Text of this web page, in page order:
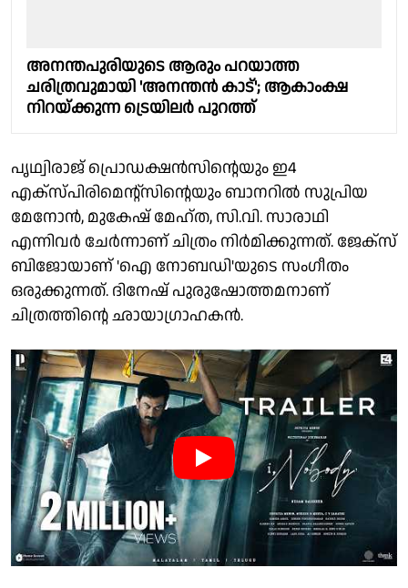
അനന്തപുരിയുടെ ആരും പറയാത്ത
ചരിത്രവുമായി 'അനന്തൻ കാട്'; ആകാംക്ഷ
നിറയ്ക്കുന്ന ട്രെയിലർ പുറത്ത്
പൃഥ്വിരാജ് പ്രൊഡക്ഷന്‍സിന്റെയും ഇ4
എക്സ്പിരിമെന്റ്സിന്റെയും ബാനറില്‍ സുപ്രിയ
മേനോന്‍, മുകേഷ് മേഹ്ത, സി.വി. സാരാഥി
എന്നിവര്‍ ചേര്‍ന്നാണ് ചിത്രം നിര്‍മിക്കുന്നത്. ജേക്‌സ്
ബിജോയാണ് 'ഐ നോബഡി'യുടെ സംഗീതം
ഒരുക്കുന്നത്. ദിനേഷ് പുരുഷോത്തമനാണ്
ചിത്രത്തിന്റെ ഛായാഗ്രാഹകന്‍.